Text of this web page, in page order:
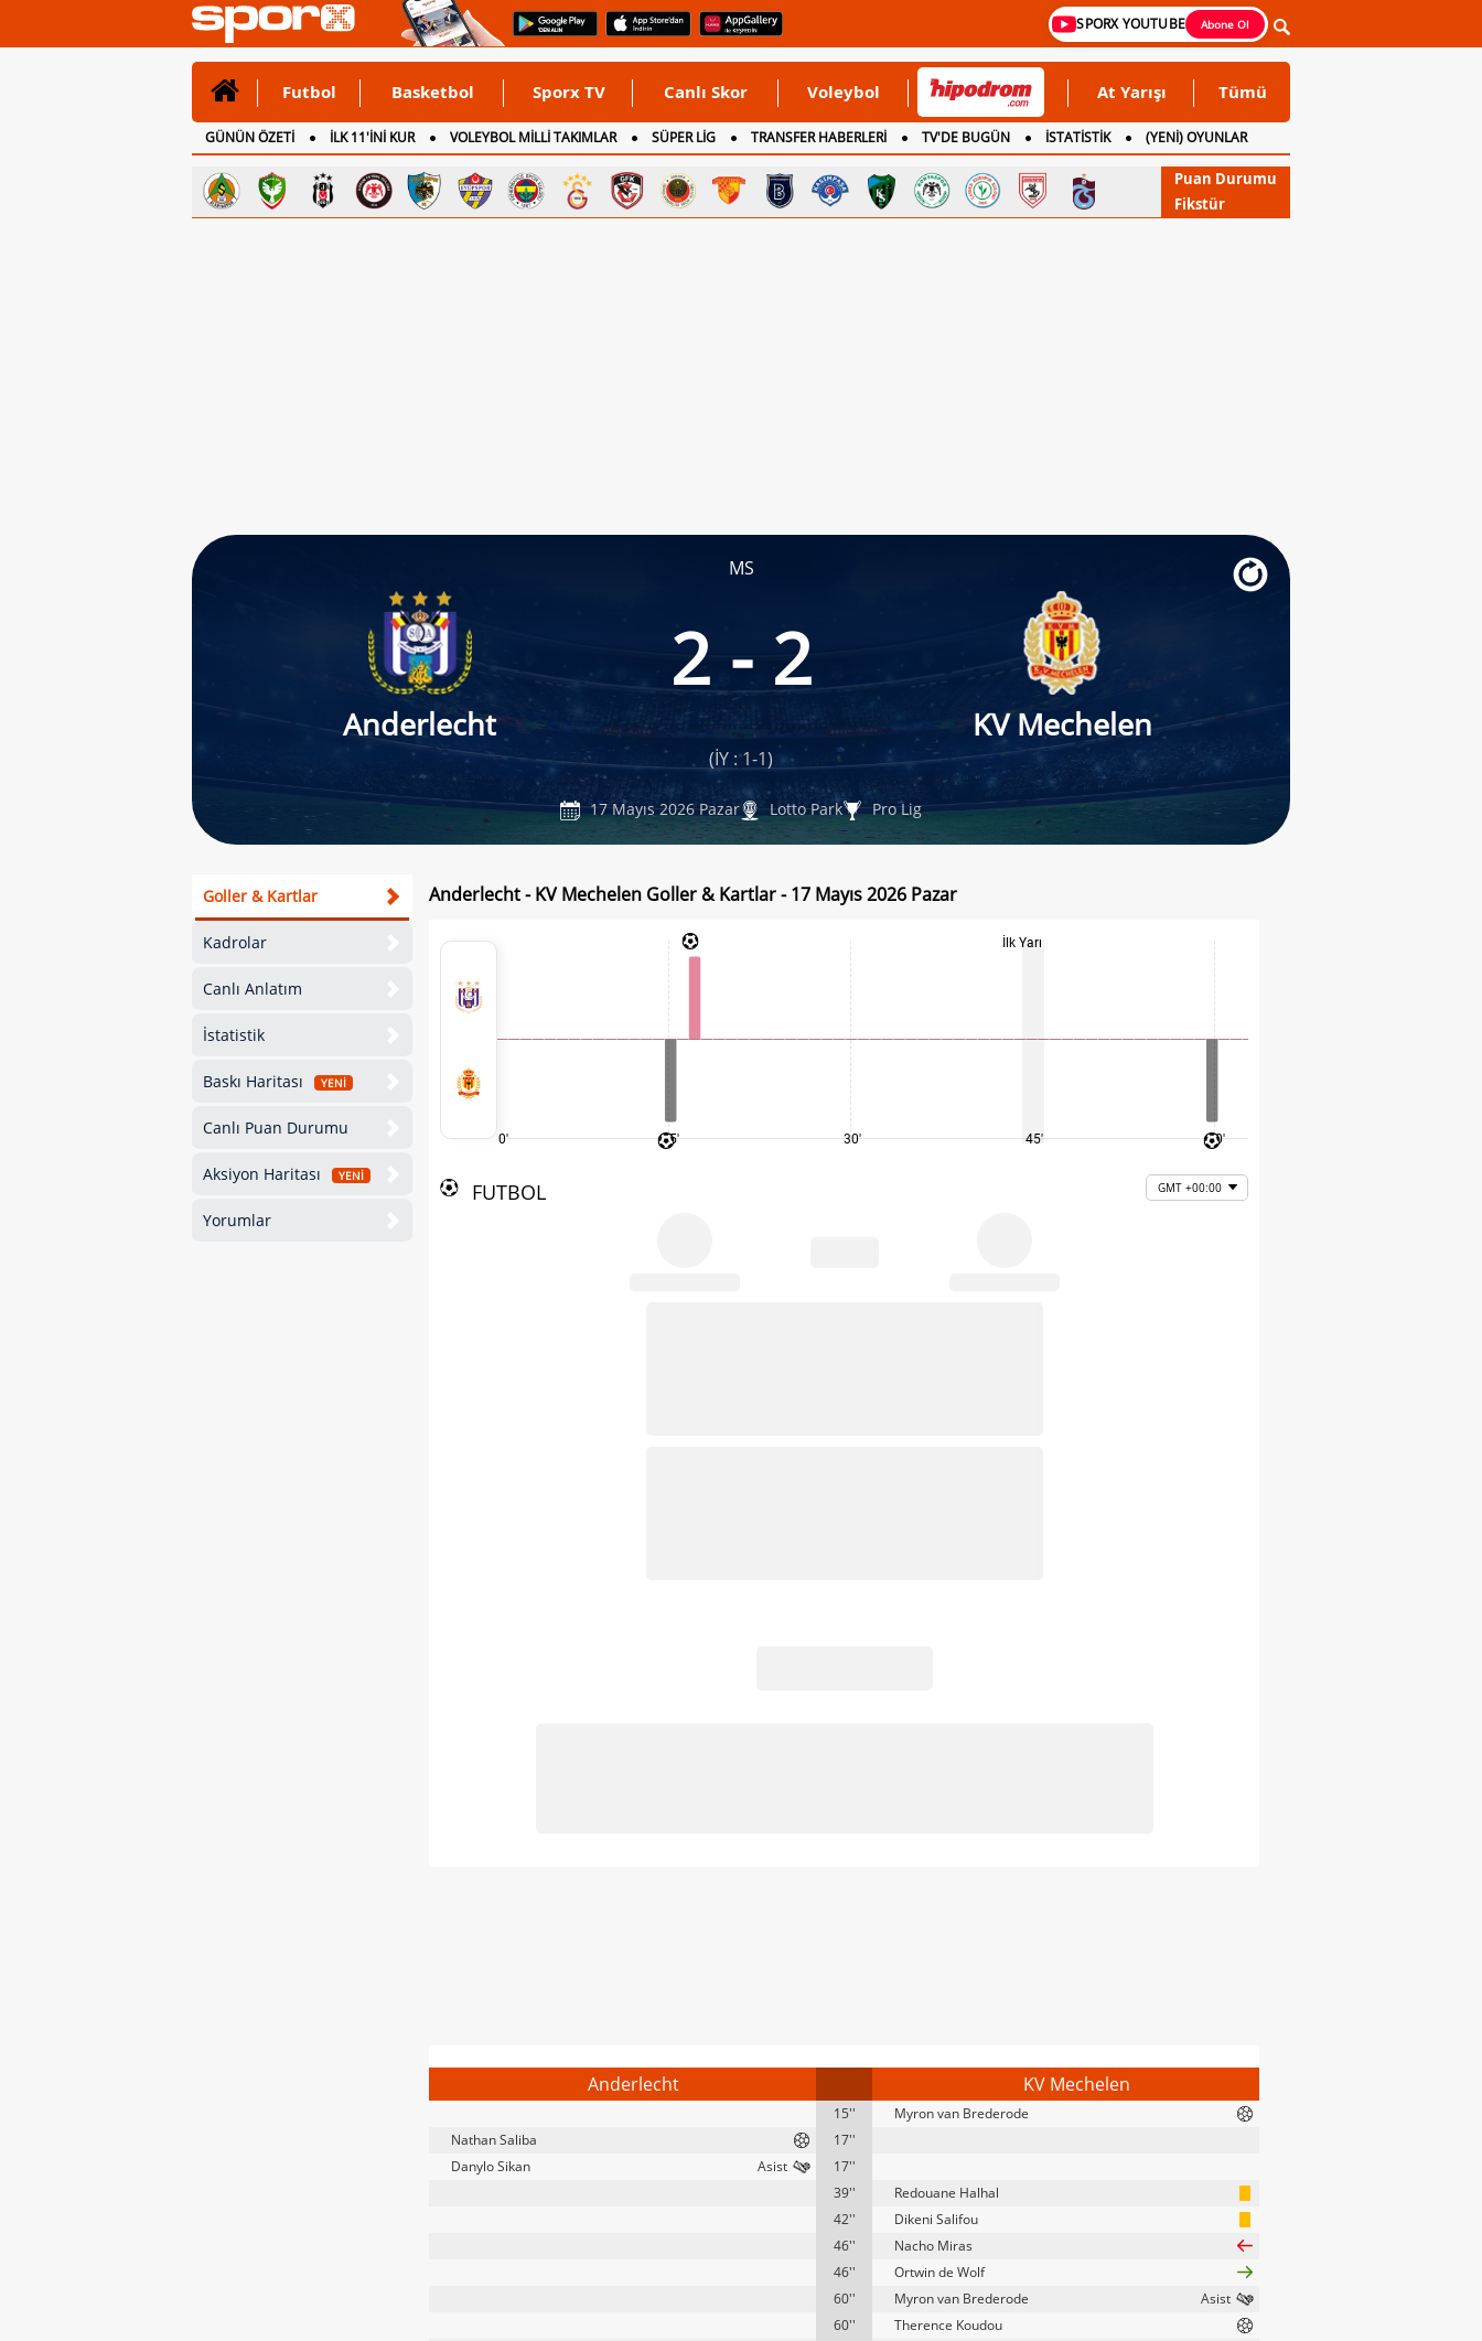
SPORX YOUTUBE Abone Ol
Futbol Basketbol Sporx TV Canlı Skor Voleybol At Yarışı Tümü
GÜNÜN ÖZETİ İLK 11'İNİ KUR VOLEYBOL MİLLİ TAKIMLAR SÜPER LİG TRANSFER HABERLERİ TV'DE BUGÜN İSTATİSTİK
(YENİ) OYUNLAR
CANLI ANLATIM
İNGİLTERE
Puan Durumu
Fikstür
MS
Anderlecht
2 - 2
KV Mechelen
(İY : 1-1)
17 Mayıs 2026 Pazar Lotto Park Pro Lig
Goller & Kartlar
Kadrolar
Canlı Anlatım
İstatistik
Baskı Haritası YENİ
Canlı Puan Durumu
Aksiyon Haritası YENİ
Yorumlar
Anderlecht - KV Mechelen Goller & Kartlar - 17 Mayıs 2026 Pazar
0' 15' 30'
İlk Yarı
45' 60'
FUTBOL GMT +00:00
Anderlecht KV Mechelen
15''
Myron van Brederode
Nathan Saliba
17''
Danylo Sikan
17''
39''
Redouane Halhal
42''
Dikeni Salifou
46''
Nacho Miras
46''
Ortwin de Wolf
60''
Myron van Brederode
60''
Therence Koudou